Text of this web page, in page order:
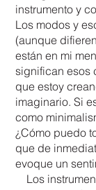
instrumento y
Los modos y
(aunque
están en mi
significan esos
que estoy
imaginario. Si
como
¿Cómo puedo
que de
evoque un
Los